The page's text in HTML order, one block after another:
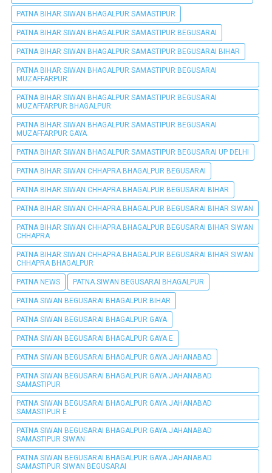
PATNA BIHAR SIWAN BHAGALPUR SAMASTIPUR
PATNA BIHAR SIWAN BHAGALPUR SAMASTIPUR BEGUSARAI
PATNA BIHAR SIWAN BHAGALPUR SAMASTIPUR BEGUSARAI BIHAR
PATNA BIHAR SIWAN BHAGALPUR SAMASTIPUR BEGUSARAI
MUZAFFARPUR
PATNA BIHAR SIWAN BHAGALPUR SAMASTIPUR BEGUSARAI
MUZAFFARPUR BHAGALPUR
PATNA BIHAR SIWAN BHAGALPUR SAMASTIPUR BEGUSARAI
MUZAFFARPUR GAYA
PATNA BIHAR SIWAN BHAGALPUR SAMASTIPUR BEGUSARAI UP DELHI
PATNA BIHAR SIWAN CHHAPRA BHAGALPUR BEGUSARAI
PATNA BIHAR SIWAN CHHAPRA BHAGALPUR BEGUSARAI BIHAR
PATNA BIHAR SIWAN CHHAPRA BHAGALPUR BEGUSARAI BIHAR SIWAN
PATNA BIHAR SIWAN CHHAPRA BHAGALPUR BEGUSARAI BIHAR SIWAN
CHHAPRA
PATNA BIHAR SIWAN CHHAPRA BHAGALPUR BEGUSARAI BIHAR SIWAN
CHHAPRA BHAGALPUR
PATNA NEWS PATNA SIWAN BEGUSARAI BHAGALPUR
PATNA SIWAN BEGUSARAI BHAGALPUR BIHAR
PATNA SIWAN BEGUSARAI BHAGALPUR GAYA
PATNA SIWAN BEGUSARAI BHAGALPUR GAYA E
PATNA SIWAN BEGUSARAI BHAGALPUR GAYA JAHANABAD
PATNA SIWAN BEGUSARAI BHAGALPUR GAYA JAHANABAD
SAMASTIPUR
PATNA SIWAN BEGUSARAI BHAGALPUR GAYA JAHANABAD
SAMASTIPUR E
PATNA SIWAN BEGUSARAI BHAGALPUR GAYA JAHANABAD
SAMASTIPUR SIWAN
PATNA SIWAN BEGUSARAI BHAGALPUR GAYA JAHANABAD
SAMASTIPUR SIWAN BEGUSARAI